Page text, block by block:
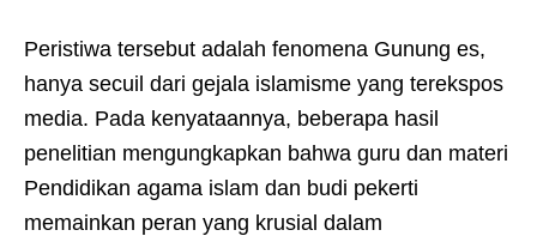
Peristiwa tersebut adalah fenomena Gunung es,
hanya secuil dari gejala islamisme yang terekspos
media. Pada kenyataannya, beberapa hasil
penelitian mengungkapkan bahwa guru dan materi
Pendidikan agama islam dan budi pekerti
memainkan peran yang krusial dalam